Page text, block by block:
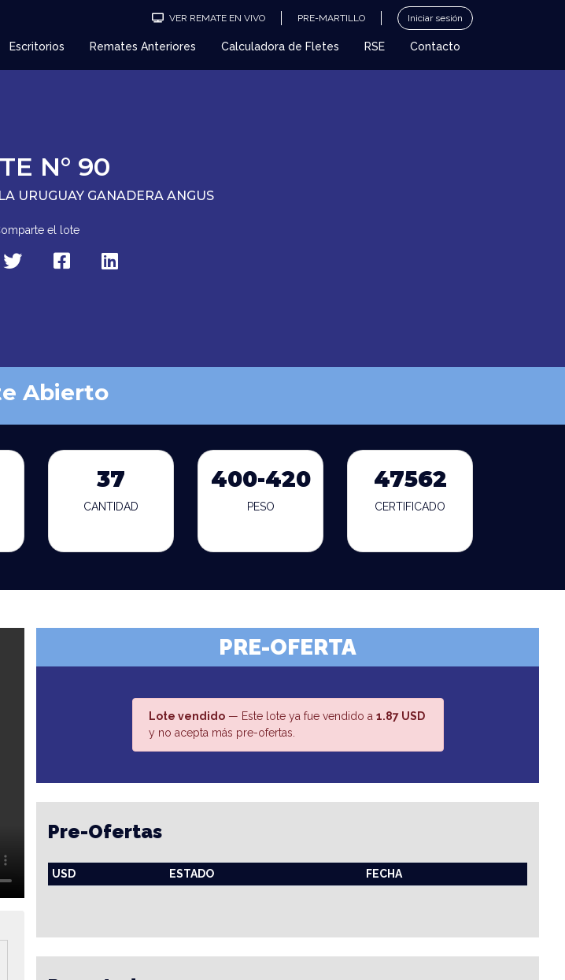
VER REMATE EN VIVO PRE-MARTILLO Iniciar sesión
Escritorios Remates Anteriores Calculadora de Fletes RSE Contacto
N° 90
URUGUAY GANADERA ANGUS
el lote
Abierto
37
CANTIDAD
400-420
PESO
47562
CERTIFICADO
PRE-OFERTA
Lote vendido— Este lote ya fue vendido a 1.87 USD
y no acepta más pre-ofertas.
Pre-Ofertas
USD ESTADO FECHA